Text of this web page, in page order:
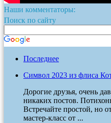
Наши комментаторы:
Поиск по сайту
Последнее
Символ 2023 из флиса
Дорогие друзья, очень
никаких постов.
Встречайте простой, но
мастер-класс от ...